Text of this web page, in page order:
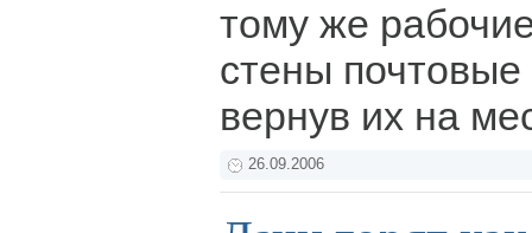
тому же
стены
вернув их на
26.09.2006